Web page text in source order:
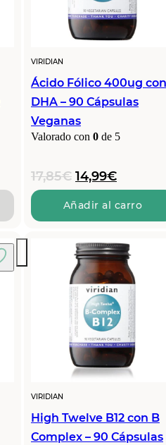
VIRIDIAN
Ácido Fólico 400ug con
DHA – 90 Cápsulas
Veganas
Valorado con 0 de 5
17,85€ El
precio
original
era:
14,99€El
precio
actual
es:
Añadir al carro
VIRIDIAN
High Twelve B12 con B
Complex – 90 Cápsulas